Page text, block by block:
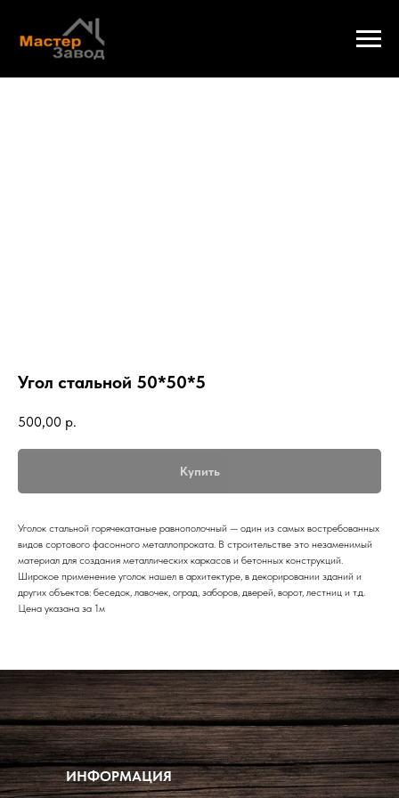
Угол стальной 50*50*5
500,00 р.
Купить
Уголок стальной горячекатаные равнополочный — один из самых востребованных
видов сортового фасонного металлопроката. В строительстве это незаменимый
материал для создания металлических каркасов и бетонных конструкций.
Широкое применение уголок нашел в архитектуре, в декорировании зданий и
других объектов: беседок, лавочек, оград, заборов, дверей, ворот, лестниц и т.д.
Цена указана за 1м
ИНФОРМАЦИЯ